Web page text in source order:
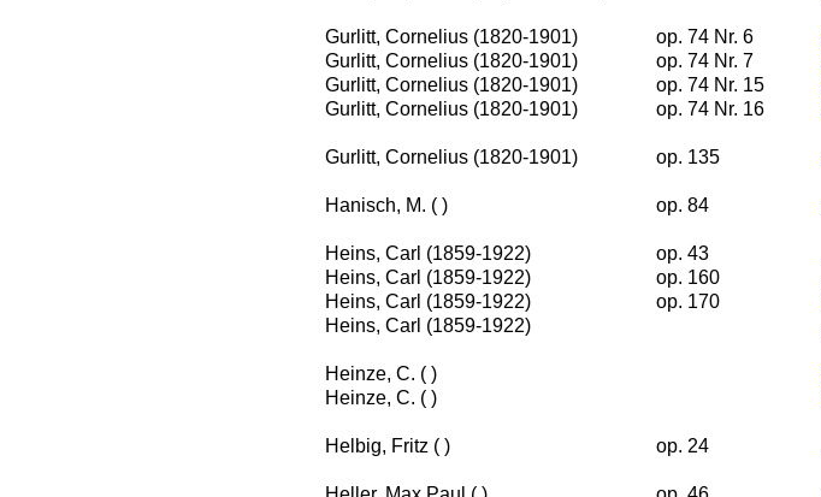
Gurlitt, Cornelius (1820-1901) op. 74 Nr. 6
Gurlitt, Cornelius (1820-1901)
op. 74 Nr. 7
Gurlitt, Cornelius (1820-1901)
op. 74 Nr. 15
Gurlitt, Cornelius (1820-1901)
op. 74 Nr. 16
Gurlitt, Cornelius (1820-1901) op. 135
Hanisch, M. ( ) op. 84
Heins, Carl (1859-1922) op. 43
Heins, Carl (1859-1922) op. 160
Heins, Carl (1859-1922) op. 170
Heins, Carl (1859-1922)
Heinze, C. ( )
Heinze, C. ( )
Helbig, Fritz ( ) op. 24